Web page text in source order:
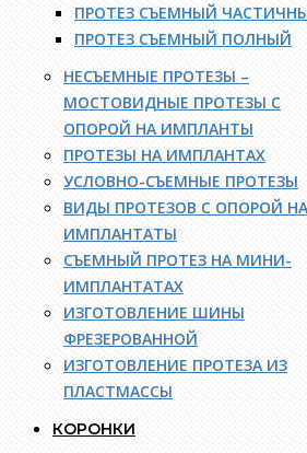
ПРОТЕЗ СЪЕМНЫЙ
ПРОТЕЗ СЪЕМНЫЙ ПОЛНЫЙ
НЕСЪЕМНЫЕ ПРОТЕЗЫ –
МОСТОВИДНЫЕ ПРОТЕЗЫ С
ОПОРОЙ НА ИМПЛАНТЫ
ПРОТЕЗЫ НА ИМПЛАНТАХ
УСЛОВНО-СЪЕМНЫЕ ПРОТЕЗЫ
ВИДЫ ПРОТЕЗОВ С ОПОРОЙ НА
ИМПЛАНТАТЫ
СЪЕМНЫЙ ПРОТЕЗ НА МИНИ-
ИМПЛАНТАТАХ
ИЗГОТОВЛЕНИЕ ШИНЫ
ФРЕЗЕРОВАННОЙ
ИЗГОТОВЛЕНИЕ ПРОТЕЗА ИЗ
ПЛАСТМАССЫ
КОРОНКИ